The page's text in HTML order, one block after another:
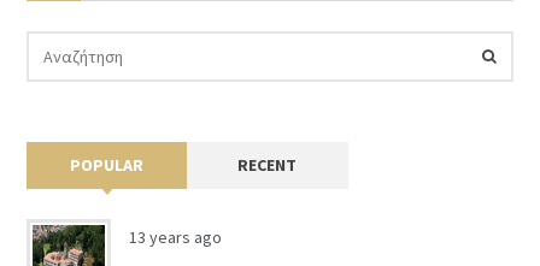
POPULAR RECENT
13 years ago